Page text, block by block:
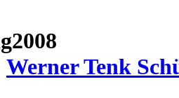
Werner Tenk